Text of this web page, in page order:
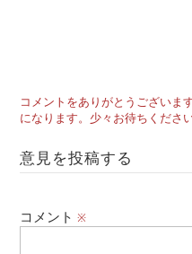
コメントをありがとうございま
になります。少々お待ちくださ
意見を投稿する
コメント※